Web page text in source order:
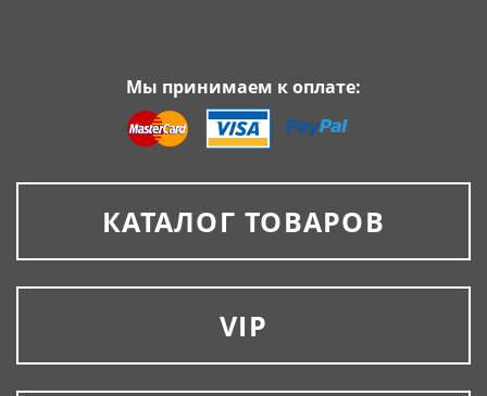
Мы принимаем к оплате:
КАТАЛОГ ТОВАРОВ
VIP